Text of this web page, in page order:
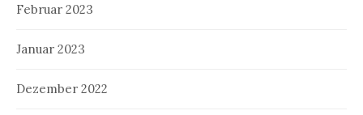
Februar 2023
Januar 2023
Dezember 2022